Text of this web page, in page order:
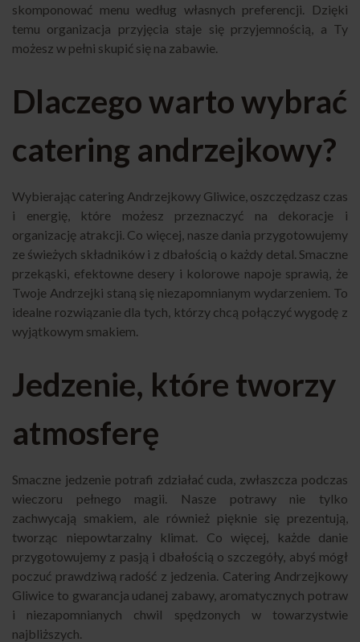
skomponować menu według własnych preferencji. Dzięki
temu organizacja przyjęcia staje się przyjemnością, a Ty
możesz w pełni skupić się na zabawie.
Dlaczego warto wybrać
catering andrzejkowy?
Wybierając catering Andrzejkowy Gliwice, oszczędzasz czas
i energię, które możesz przeznaczyć na dekoracje i
organizację atrakcji. Co więcej, nasze dania przygotowujemy
ze świeżych składników i z dbałością o każdy detal. Smaczne
przekąski, efektowne desery i kolorowe napoje sprawią, że
Twoje Andrzejki staną się niezapomnianym wydarzeniem. To
idealne rozwiązanie dla tych, którzy chcą połączyć wygodę z
wyjątkowym smakiem.
Jedzenie, które tworzy
atmosferę
Smaczne jedzenie potrafi zdziałać cuda, zwłaszcza podczas
wieczoru pełnego magii. Nasze potrawy nie tylko
zachwycają smakiem, ale również pięknie się prezentują,
tworząc niepowtarzalny klimat. Co więcej, każde danie
przygotowujemy z pasją i dbałością o szczegóły, abyś mógł
poczuć prawdziwą radość z jedzenia. Catering Andrzejkowy
Gliwice to gwarancja udanej zabawy, aromatycznych potraw
i niezapomnianych chwil spędzonych w towarzystwie
najbliższych.